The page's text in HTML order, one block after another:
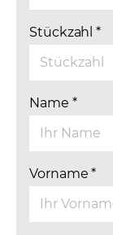
Stückzahl*
Name *
Vorname*